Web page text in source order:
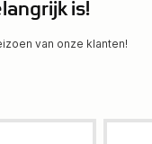
is!
van onze klanten!